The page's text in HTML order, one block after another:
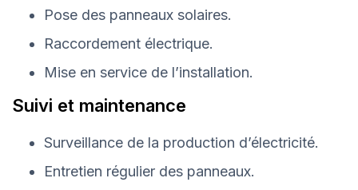
Pose des panneaux solaires.
Raccordement électrique.
Mise en service de l’installation.
Suivi et maintenance
Surveillance de la production d’électricité.
Entretien régulier des panneaux.